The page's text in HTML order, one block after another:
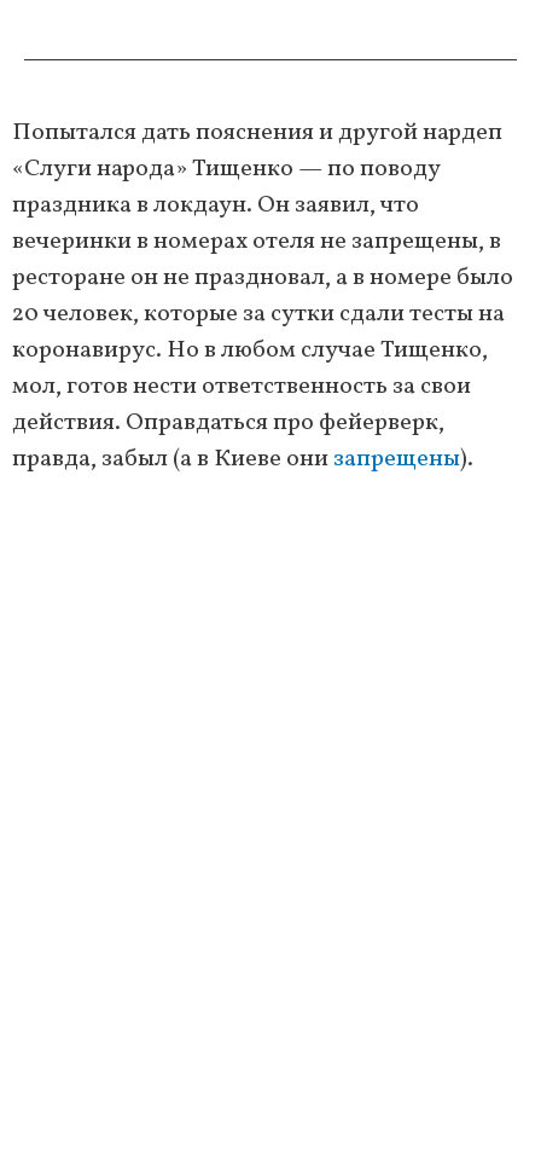
Попытался дать пояснения и другой нардеп
«Слуги народа» Тищенко — по поводу
праздника в локдаун. Он заявил, что
вечеринки в номерах отеля не запрещены, в
ресторане он не праздновал, а в номере было
20 человек, которые за сутки сдали тесты на
коронавирус. Но в любом случае Тищенко,
мол, готов нести ответственность за свои
действия. Оправдаться про фейерверк,
правда, забыл (а в Киеве онизапрещены).